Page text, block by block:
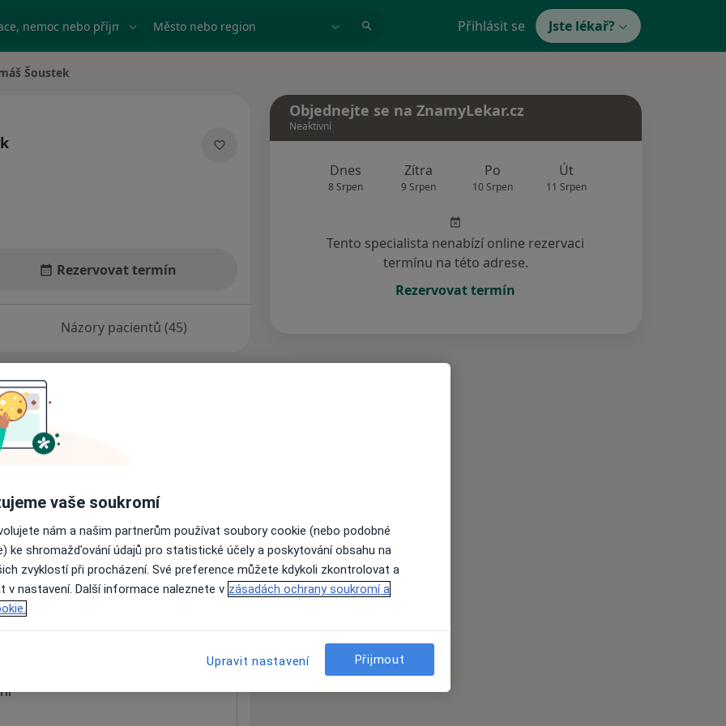
nemoc nebo příjmení Město nebo region Přihlásit se Jste lékař?
Šoustek
Rezervovat termín
Názory pacientů (45)
nejsou k dispozici
informace o svých službách.
Objednejte se na ZnamyLekar.cz
Neaktivní
Dnes
8 Srpen
Zítra
9 Srpen
Po
10 Srpen
Út
11 Srpen
Tento specialista nenabízí online rezervaci
termínu na této adrese.
Rezervovat termín
vaše soukromí
nám a našim partnerům používat soubory cookie (nebo podobné
ke shromažďování údajů pro statistické účely a poskytování obsahu na
zvyklostí při procházení. Své preference můžete kdykoli zkontrolovat a
v nastavení. Další informace naleznete v zásadách ochrany soukromí a
Upravit nastavení Přijmout